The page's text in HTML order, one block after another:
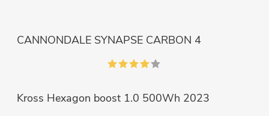
CANNONDALE SYNAPSE CARBON 4
Kross Hexagon boost 1.0 500Wh 2023